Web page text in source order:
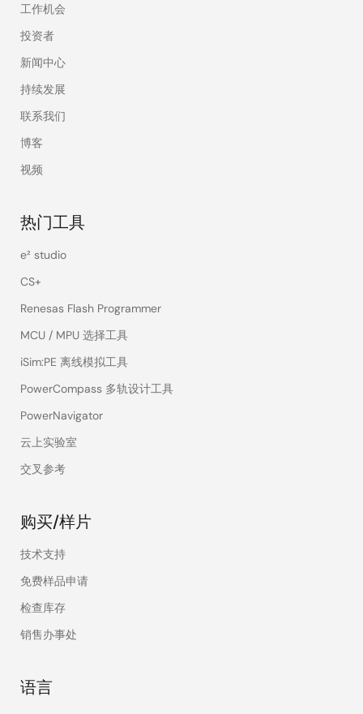
工作机会
投资者
新闻中心
持续发展
联系我们
博客
视频
热门工具
e² studio
CS+
Renesas Flash Programmer
MCU / MPU 选择工具
iSim:PE 离线模拟工具
PowerCompass 多轨设计工具
PowerNavigator
云上实验室
交叉参考
购买/样片
技术支持
免费样品申请
检查库存
销售办事处
语言